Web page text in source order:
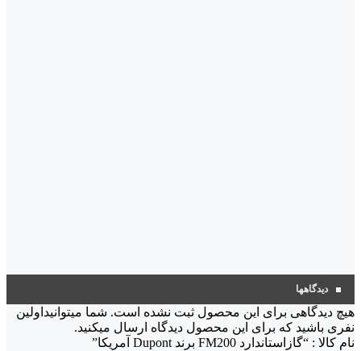
دیدگاهها
هیچ دیدگاهی برای این محصول ثبت نشده است. شما میتوانیداولین
نفری باشید که برای این محصول دیدگاه ارسال میکنید.
نام کالا : “گازاستاندارد FM200 برند Dupont آمریکا”